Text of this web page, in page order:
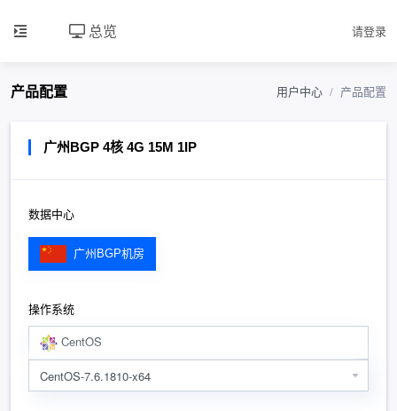
总览 请登录
产品配置 用户中心 产品配置
广州BGP 4核 4G 15M 1IP
数据中心
广州BGP机房
操作系统
CentOS